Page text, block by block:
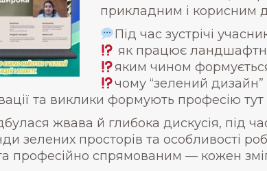
прикладним і корисним
Під час зустрічі
як працює ландшафтна
яким чином
чому “зелений
та виклики формують професію тут
жвава й глибока дискусія, під
зелених просторів та особливості
професійно спрямованим — кожен зміг